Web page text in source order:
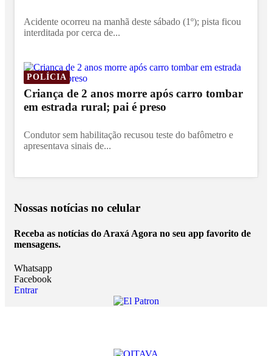
Acidente ocorreu na manhã deste sábado (1º); pista ficou
interditada por cerca de...
POLÍCIA
Criança de 2 anos morre após carro tombar
em estrada rural; pai é preso
Condutor sem habilitação recusou teste do bafômetro e
apresentava sinais de...
Nossas notícias no celular
Receba as notícias do Araxá Agora no seu app favorito de
mensagens.
Whatsapp
Facebook
Entrar